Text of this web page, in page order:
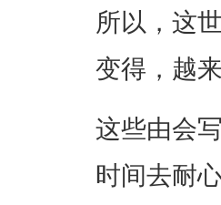
所以，这
变得，越
这些由会
时间去耐